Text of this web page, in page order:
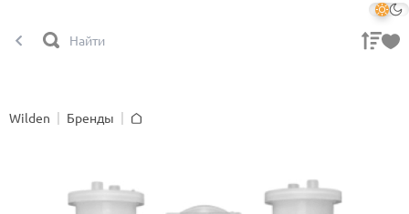
Wilden
Бренды